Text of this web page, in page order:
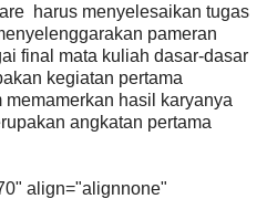
harus menyelesaikan tugas
pameran
final mata kuliah dasar-dasar
kegiatan pertama
hasil karyanya
angkatan pertama
align="alignnone"